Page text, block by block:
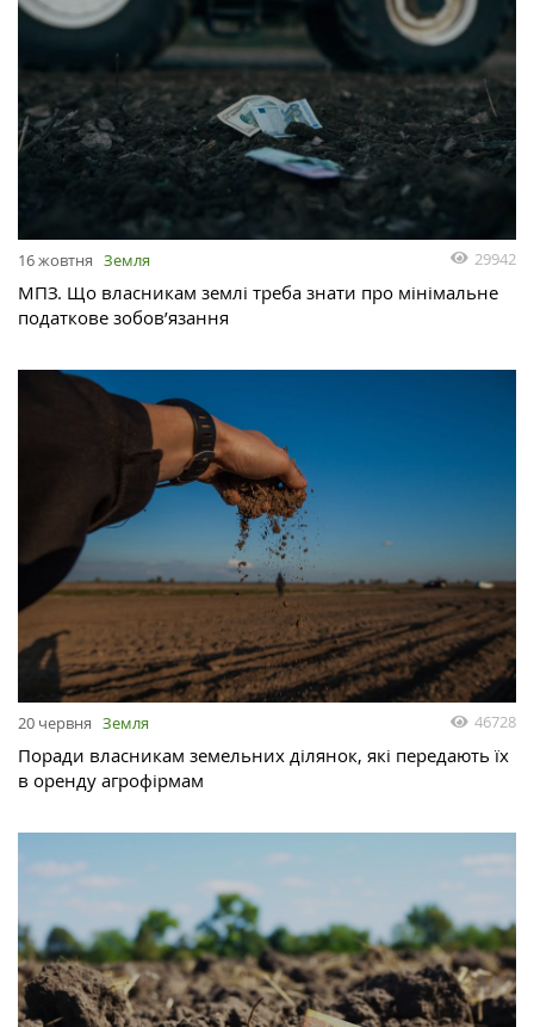
16 жовтня Земля 29942
МПЗ. Що власникам землі треба знати про мінімальне
податкове зобов’язання
20 червня Земля 46728
Поради власникам земельних ділянок, які передають їх
в оренду агрофірмам